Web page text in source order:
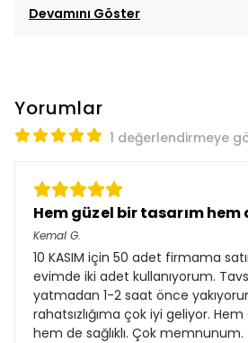
Devamını Göster
Yorumlar
1 değerlendirmeye
Hem güzel bir tasarım hem
Kemal G.
10 KASIM için 50 adet firmama
evimde iki adet kullanıyorum.
yatmadan 1-2 saat önce
rahatsızlığıma çok iyi geliyor.
hem de sağlıklı. Çok memnunum.